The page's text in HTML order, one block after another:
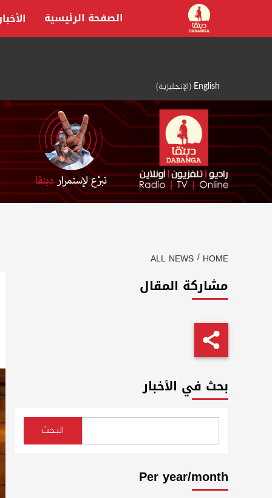
content
English
(الإنجليزية)
الصفحة الرئيسية
HOME
ALL NEWS
مشاركة المقال
بحث في الأخبار
البحث
Per year/month